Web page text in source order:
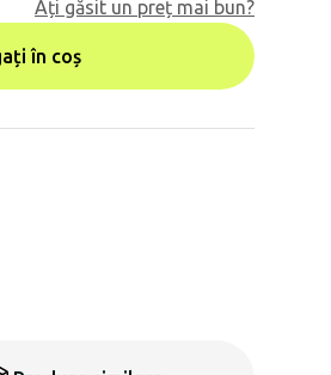
Ați găsit un preț mai bun?
în coș